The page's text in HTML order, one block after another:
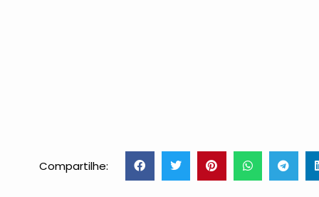
Compartilhe: